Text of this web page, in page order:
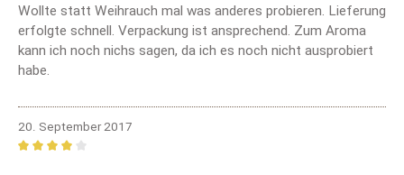
Wollte statt Weihrauch mal was anderes probieren. Lieferung
erfolgte schnell. Verpackung ist ansprechend. Zum Aroma
kann ich noch nichs sagen, da ich es noch nicht ausprobiert
habe.
20. September 2017